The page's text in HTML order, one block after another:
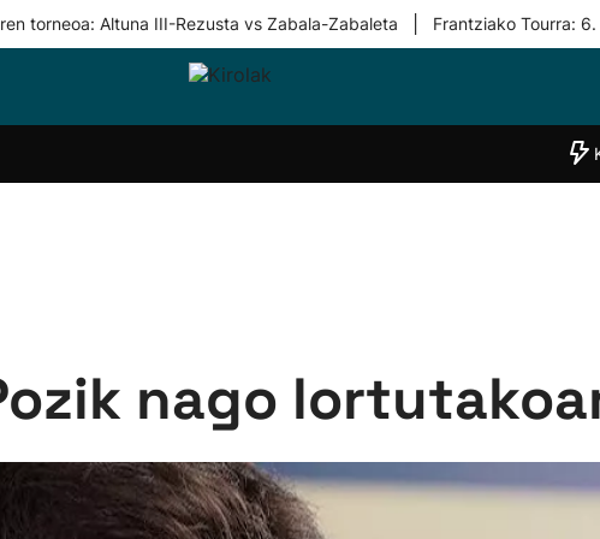
torneoa: Altuna III-Rezusta vs Zabala-Zabaleta Frantziako Tourra:
Taldeak
nago